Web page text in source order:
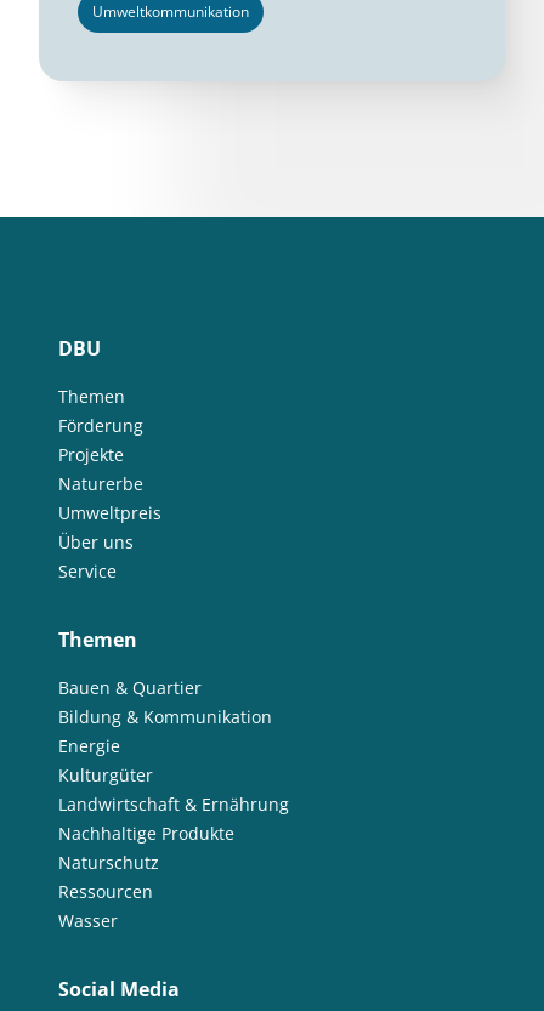
Umweltkommunikation
DBU
Themen
Förderung
Projekte
Naturerbe
Umweltpreis
Über uns
Service
Themen
Bauen & Quartier
Bildung & Kommunikation
Energie
Kulturgüter
Landwirtschaft & Ernährung
Nachhaltige Produkte
Naturschutz
Ressourcen
Wasser
Social Media